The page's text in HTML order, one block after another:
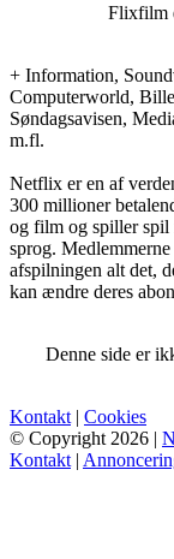
Flixfilm
+ Information,
Computerworld,
Søndagsavisen,
m.fl.
Netflix er en af
300 millioner
og film og spiller
sprog.
afspilningen alt det,
kan ændre deres
Denne side er
Kontakt | Cookies
© Copyright 2026 |
Kontakt |